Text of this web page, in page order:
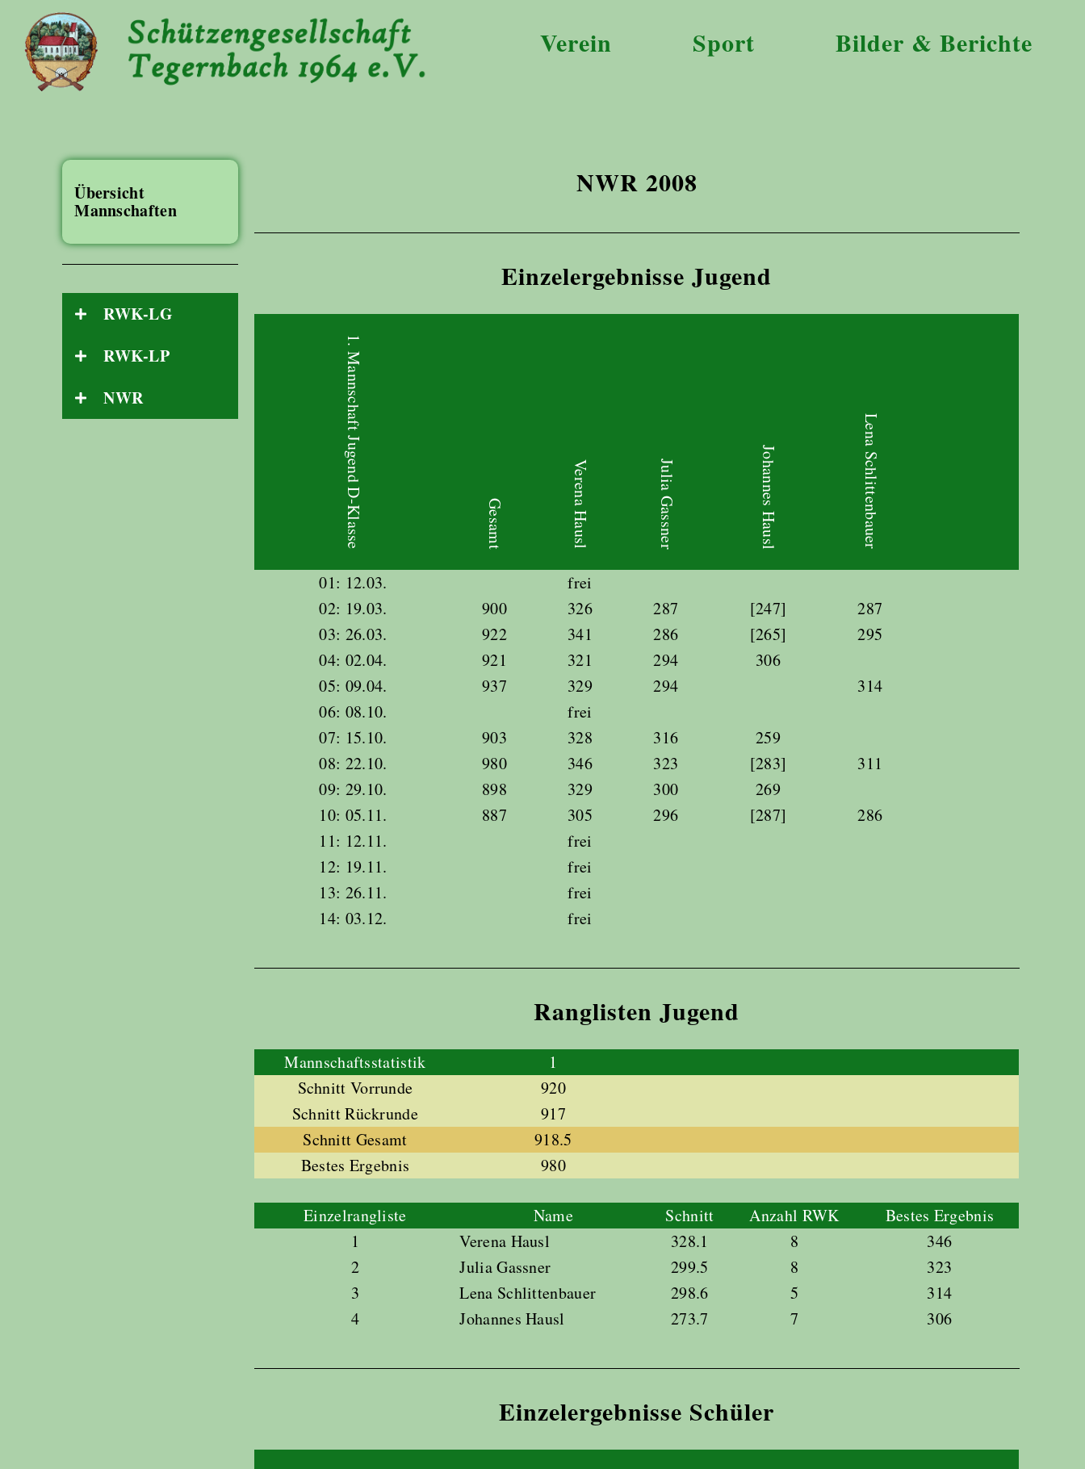
Verein Sport Bilder & Berichte
Übersicht
Mannschaften
RWK-LG
RWK-LP
NWR
NWR 2008
Einzelergebnisse Jugend
1. Mannschaft Jugend D-Klasse Gesamt Verena Hausl Julia Gassner Johannes Hausl Lena Schlittenbauer
01: 12.03.
frei
02: 19.03.
900 326 287 [247]
287
03: 26.03.
922 341 286 [265]
295
04: 02.04.
921 321 294
306
05: 09.04.
937 329 294
314
06: 08.10.
frei
07: 15.10.
903 328 316
259
08: 22.10.
980 346 323 [283]
311
09: 29.10.
898 329 300
269
10: 05.11.
887 305 296 [287]
286
11: 12.11.
frei
12: 19.11.
frei
13: 26.11.
frei
14: 03.12.
frei
Ranglisten Jugend
Mannschaftsstatistik
1
Schnitt Vorrunde
920
Schnitt Rückrunde
917
Schnitt Gesamt
918.5
Bestes Ergebnis
980
Einzelrangliste Name Schnitt Anzahl RWK
Bestes Ergebnis
1
Verena Hausl 328.1 8
346
2
Julia Gassner 299.5 8
323
3
Lena Schlittenbauer 298.6 5
314
4
Johannes Hausl 273.7 7 306
Einzelergebnisse Schüler